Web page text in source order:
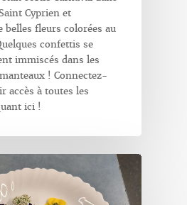
Cyprien et
belles fleurs colorées au
confettis se
immiscés dans les
! Connectez-
accès à toutes les
ici !